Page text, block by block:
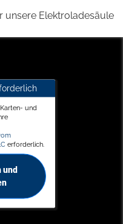
unsere Elektroladesäule
und
erforderlich.
und